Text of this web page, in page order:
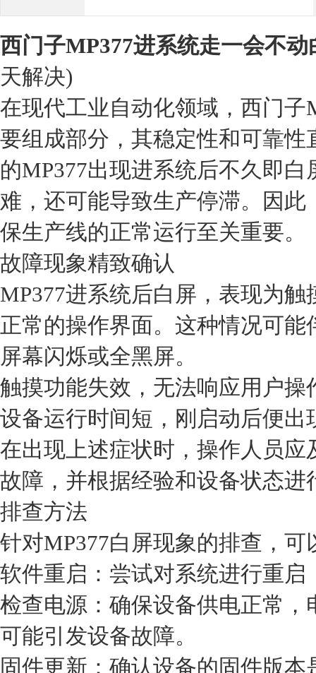
西门子MP377进系统走一会不动
天解决)
在现代工业自动化领域，西门
要组成部分，其稳定性和可靠
的MP377出现进系统后不久即
难，还可能导致生产停滞。因
保生产线的正常运行至关重要。
故障现象精致确认
MP377进系统后白屏，表现为
正常的操作界面。这种情况可能
屏幕闪烁或全黑屏。
触摸功能失效，无法响应用户操
设备运行时间短，刚启动后便出
在出现上述症状时，操作人员
故障，并根据经验和设备状态进
排查方法
针对MP377白屏现象的排查，
软件重启：尝试对系统进行重
检查电源：确保设备供电正常
可能引发设备故障。
固件更新：确认设备的固件版